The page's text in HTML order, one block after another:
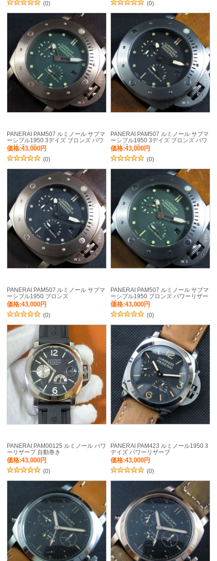
(0) (0)
PANERAI PAM507 ルミノール サブマ
ーシブル1950 3デイズ ブロンズ パワ
ーリザーブ
価格:43,000円
(0)
PANERAI PAM507 ルミノール サブマ
ーシブル1950 3デイズ ブロンズ パワ
ーリザーブ
価格:43,000円
(0)
PANERAI PAM507 ルミノール サブマ
ーシブル1950 ブロンズ
価格:43,000円
(0)
PANERAI PAM507 ルミノール サブマ
ーシブル1950 ブロンズ パワーリザー
ブ
価格:43,000円
(0)
PANERAI PAM00125 ルミノール パワ
ーリザーブ 自動巻き
価格:43,000円
(0)
PANERAI PAM423 ルミノール1950 3
デイズ パワーリザーブ
価格:43,000円
(0)